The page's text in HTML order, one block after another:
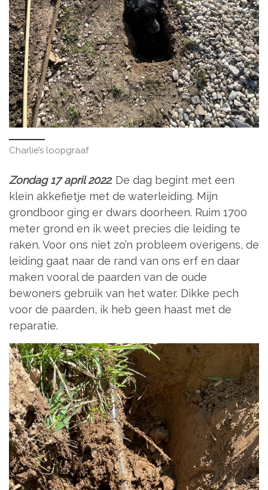
Charlie’s loopgraaf
Zondag 17 april 2022. De dag begint met een
klein akkefietje met de waterleiding. Mijn
grondboor ging er dwars doorheen. Ruim 1700
meter grond en ik weet precies die leiding te
raken. Voor ons niet zo’n probleem overigens, de
leiding gaat naar de rand van ons erf en daar
maken vooral de paarden van de oude
bewoners gebruik van het water. Dikke pech
voor de paarden, ik heb geen haast met de
reparatie.